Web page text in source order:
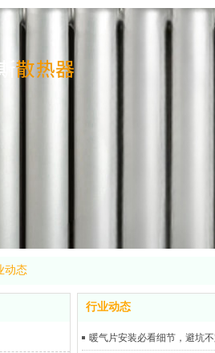
动态
行业动态
暖气片安装必看细节，避坑